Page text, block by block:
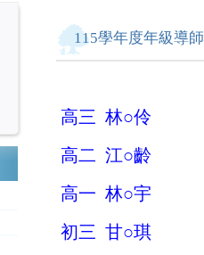
115學年度年級導
高三 林○伶
高二 江○齡
高一 林○宇
初三 甘○琪